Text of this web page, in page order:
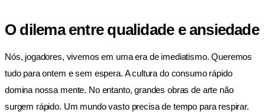
O dilema entre qualidade e ansiedade
Nós, jogadores, vivemos em uma era de imediatismo. Queremos
tudo para ontem e sem espera. A cultura do consumo rápido
domina nossa mente. No entanto, grandes obras de arte não
surgem rápido. Um mundo vasto precisa de tempo para respirar.